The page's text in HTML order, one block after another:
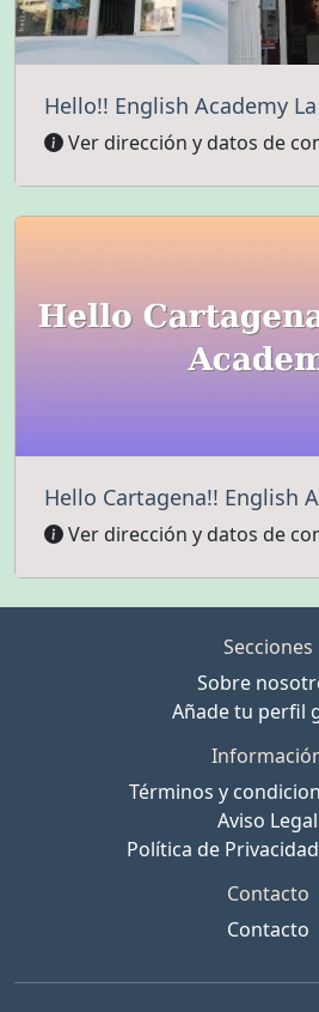
Hello!! English Academy
Ver dirección y datos de
Hello Cartagena!! English
Ver dirección y datos de
Secciones
Sobre
Añade tu perfil
Términos y
Aviso Legal
Política de
Contacto
Contacto